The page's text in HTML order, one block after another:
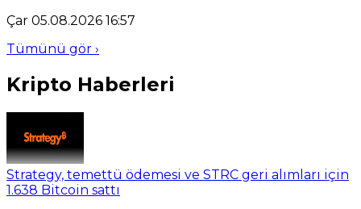
Çar 05.08.2026 16:57
Tümünü gör ›
Kripto Haberleri
Strategy, temettü ödemesi ve STRC geri alımları için
1.638 Bitcoin sattı